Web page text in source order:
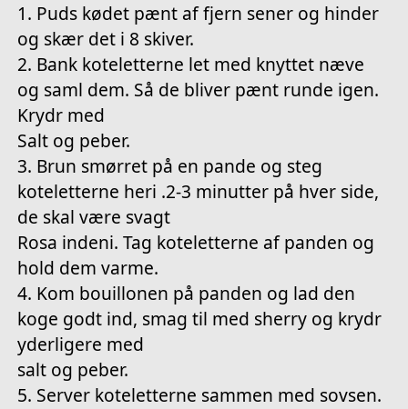
1. Puds kødet pænt af fjern sener og hinder
og skær det i 8 skiver.
2. Bank koteletterne let med knyttet næve
og saml dem. Så de bliver pænt runde igen.
Krydr med
Salt og peber.
3. Brun smørret på en pande og steg
koteletterne heri .2-3 minutter på hver side,
de skal være svagt
Rosa indeni. Tag koteletterne af panden og
hold dem varme.
4. Kom bouillonen på panden og lad den
koge godt ind, smag til med sherry og krydr
yderligere med
salt og peber.
5. Server koteletterne sammen med sovsen.